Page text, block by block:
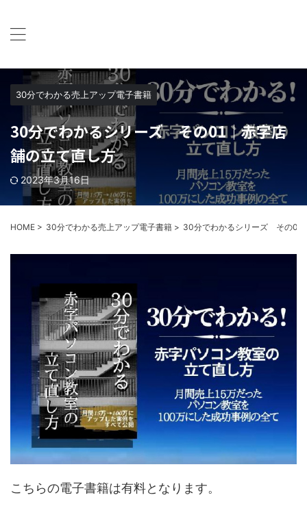
30分でわかる売上アップ電子書籍
30分でわかるシリーズ その01｜赤字店
舗の立て直し方
2023年3月16日
HOME > 30分でわかる売上アップ電子書籍 > 30分でわかるシリーズ その01
こちらの電子書籍は有料となります。